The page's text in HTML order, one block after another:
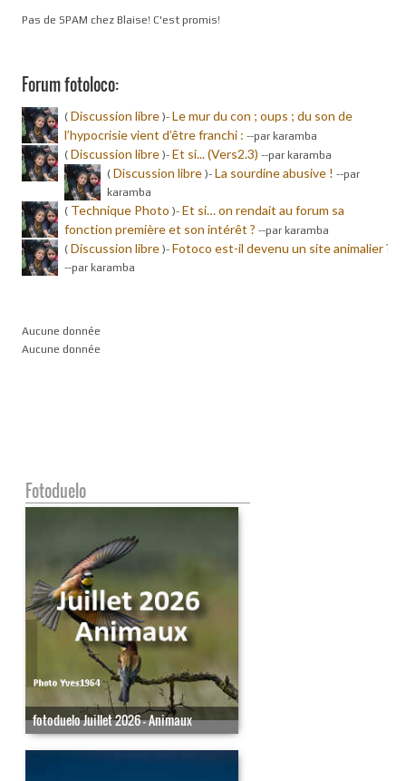
Pas de SPAM chez Blaise! C'est promis!
Forum fotoloco:
( Discussion libre )- Le mur du con ; oups ; du son de
l’hypocrisie vient d’être franchi : --par karamba
( Discussion libre )- Et si... (Vers2.3) --par karamba
( Discussion libre )- La sourdine abusive ! --par
karamba
( Technique Photo )- Et si… on rendait au forum sa
fonction première et son intérêt ? --par karamba
( Discussion libre )- Fotoco est-il devenu un site animalier ?
--par karamba
Aucune donnée
Aucune donnée
Fotoduelo
fotoduelo Juillet 2026 - Animaux